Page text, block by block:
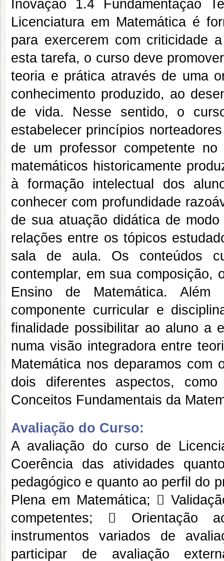
Avaliação do Curso:
A avaliação do curso de
Coerência das atividades
pedagógico e quanto ao perfil do
Plena em Matemática; 
competentes;  Orientação
instrumentos variados de
participar de avaliação